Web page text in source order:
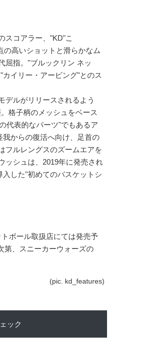
スコアラー、"KD"こ
の高いショットと滑らかなム
屈指。"ブルックリン ネッ
イリー・アービング"とのス
デルがリリースされるよう
格子柄のメッシュをベース
代表的なパーツ"でもあるア
からの復活へ向け、足首の
フルレングスのズームエアを
ッシュは、2019年に発売され
した"初めてのバスケットシ
ボール取扱店にては発売予
第、スニーカーウォーズの
(pic. kd_features)
ック